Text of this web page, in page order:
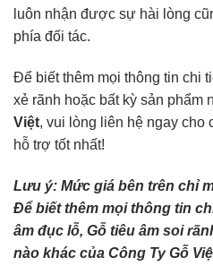
luôn nhận được sự hài lòng
phía đối tác.
Để biết thêm mọi thông tin chi
xẻ rãnh hoặc bất kỳ sản phẩm
Việt, vui lòng liên hệ ngay
hỗ trợ tốt nhất!
Lưu ý: Mức giá bên trên chỉ
Để biết thêm mọi thông tin
âm đục lỗ, Gỗ tiêu âm soi
nào khác của Công Ty Gỗ